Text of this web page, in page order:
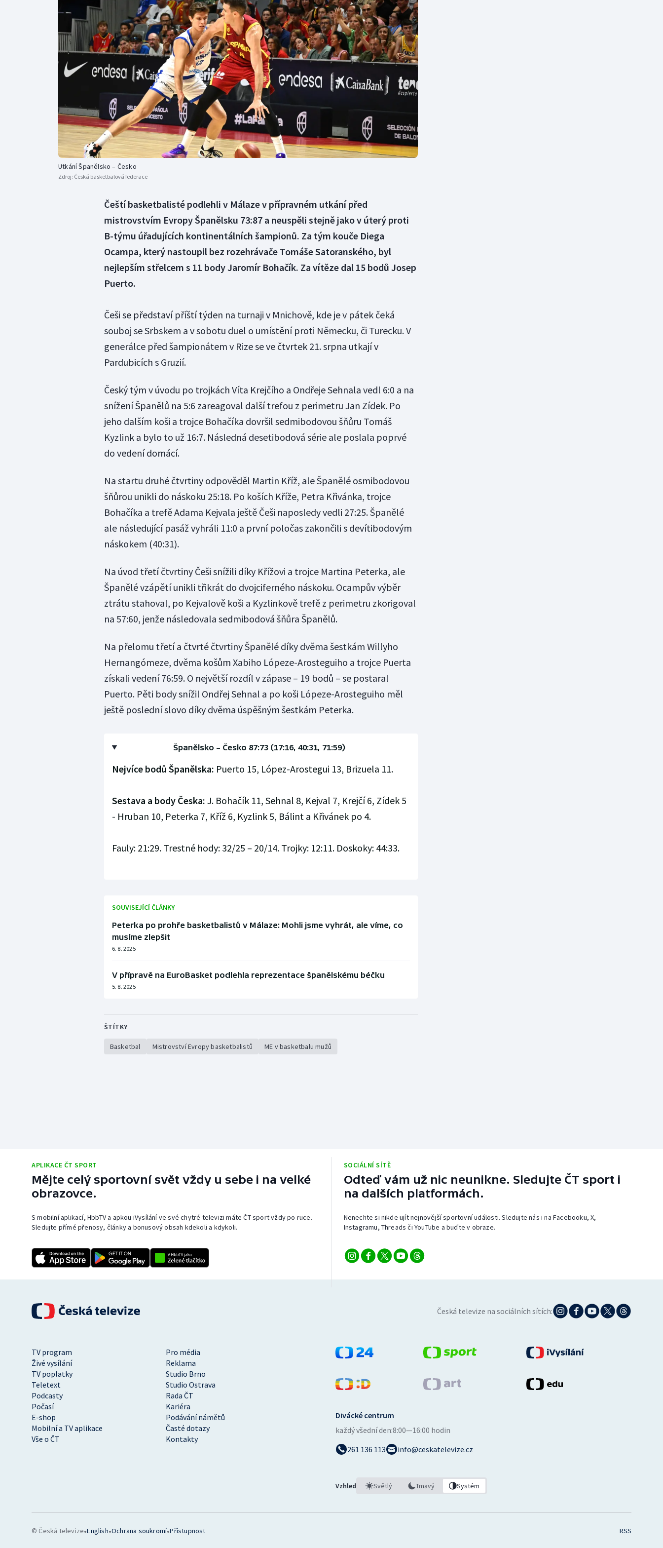
Curling
Dostihy
Florbal
Futsal
Golf
Gymnastika
Moderní pětiboj
Motorsport
Olympijské hry
Parasport
Plavání
Plážový volejbal
Triatlon
Veslování
Vodní slalom
Volejbal
Ostatní
Utkání Španělsko – Česko
Zdroj: Česká basketbalová federace
Čeští basketbalisté podlehli v Málaze v přípravném utkání před
mistrovstvím Evropy Španělsku 73:87 a neuspěli stejně jako v úterý proti
B-týmu úřadujících kontinentálních šampionů. Za tým kouče Diega
Ocampa, který nastoupil bez rozehrávače Tomáše Satoranského, byl
nejlepším střelcem s 11 body Jaromír Bohačík. Za vítěze dal 15 bodů Josep
Puerto.
Češi se představí příští týden na turnaji v Mnichově, kde je v pátek čeká
souboj se Srbskem a v sobotu duel o umístění proti Německu, či Turecku. V
generálce před šampionátem v Rize se ve čtvrtek 21. srpna utkají v
Pardubicích s Gruzií.
Český tým v úvodu po trojkách Víta Krejčího a Ondřeje Sehnala vedl 6:0 a na
snížení Španělů na 5:6 zareagoval další trefou z perimetru Jan Zídek. Po
jeho dalším koši a trojce Bohačíka dovršil sedmibodovou šňůru Tomáš
Kyzlink a bylo to už 16:7. Následná desetibodová série ale poslala poprvé
do vedení domácí.
Na startu druhé čtvrtiny odpověděl Martin Kříž, ale Španělé osmibodovou
šňůrou unikli do náskoku 25:18. Po koších Kříže, Petra Křivánka, trojce
Bohačíka a trefě Adama Kejvala ještě Češi naposledy vedli 27:25. Španělé
ale následující pasáž vyhráli 11:0 a první poločas zakončili s devítibodovým
náskokem (40:31).
Na úvod třetí čtvrtiny Češi snížili díky Křížovi a trojce Martina Peterka, ale
Španělé vzápětí unikli třikrát do dvojciferného náskoku. Ocampův výběr
ztrátu stahoval, po Kejvalově koši a Kyzlinkově trefě z perimetru zkorigoval
na 57:60, jenže následovala sedmibodová šňůra Španělů.
Na přelomu třetí a čtvrté čtvrtiny Španělé díky dvěma šestkám Willyho
Hernangómeze, dvěma košům Xabiho Lópeze-Arosteguiho a trojce Puerta
získali vedení 76:59. O největší rozdíl v zápase – 19 bodů – se postaral
Puerto. Pěti body snížil Ondřej Sehnal a po koši Lópeze-Arosteguiho měl
ještě poslední slovo díky dvěma úspěšným šestkám Peterka.
Španělsko – Česko 87:73 (17:16, 40:31, 71:59)
Nejvíce bodů Španělska: Puerto 15, López-Arostegui 13, Brizuela 11.
Sestava a body Česka: J. Bohačík 11, Sehnal 8, Kejval 7, Krejčí 6, Zídek 5
- Hruban 10, Peterka 7, Kříž 6, Kyzlink 5, Bálint a Křivánek po 4.
Fauly: 21:29. Trestné hody: 32/25 – 20/14. Trojky: 12:11. Doskoky: 44:33.
SOUVISEJÍCÍ ČLÁNKY
Peterka po prohře basketbalistů v Málaze: Mohli jsme vyhrát, ale víme, co
musíme zlepšit
6. 8. 2025
V přípravě na EuroBasket podlehla reprezentace španělskému béčku
5. 8. 2025
ŠTÍTKY
Basketbal Mistrovství Evropy basketbalistů ME v basketbalu mužů
APLIKACE ČT SPORT
Mějte celý sportovní svět vždy u sebe i na velké
obrazovce.
S mobilní aplikací, HbbTV a apkou iVysílání ve své chytré televizi máte ČT sport vždy po ruce.
Sledujte přímé přenosy, články a bonusový obsah kdekoli a kdykoli.
SOCIÁLNÍ SÍTĚ
Odteď vám už nic neunikne. Sledujte ČT sport i
na dalších platformách.
Nenechte si nikde ujít nejnovější sportovní události. Sledujte nás i na Facebooku, X,
Instagramu, Threads či YouTube a buďte v obraze.
Česká televize na sociálních sítích:
TV program
Pro média
Živé vysílání
Reklama
TV poplatky
Studio Brno
Teletext
Studio Ostrava
Podcasty
Rada ČT
Počasí
Kariéra
E-shop
Podávání námětů
Mobilní a TV aplikace
Časté dotazy
Vše o ČT
Kontakty
Divácké centrum
každý všední den:8:00—16:00 hodin
261 136 113
info@ceskatelevize.cz
Vzhled Světlý Tmavý Systém
© Česká televize•English•Ochrana soukromí•Přístupnost RSS